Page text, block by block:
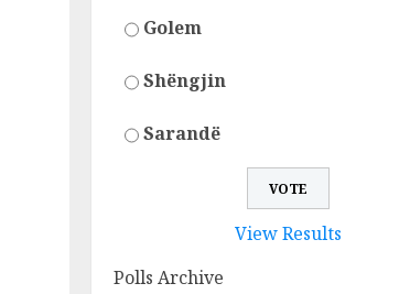
Golem
Shëngjin
Sarandë
View Results
Polls Archive